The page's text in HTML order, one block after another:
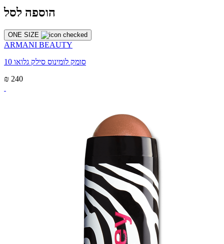
הוספה לסל
ONE SIZE
ARMANI BEAUTY
סומק לומינוס סילק גלואו 10
₪ 240